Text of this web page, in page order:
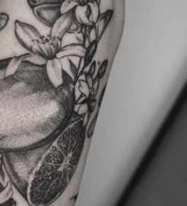
Kraków
/ Ornamenty / Graficzny /
/ Outline / Minimalizm / Realizm
WIADOMOŚĆ
TATTOO LIFE